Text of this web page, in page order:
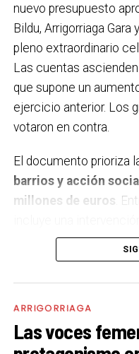
nuevo presupuesto
Bildu, Arrigorriaga Gara
pleno extraordinario
Las cuentas
que supone un
ejercicio anterior. Los
votaron en contra.
El documento prioriza
barrios y acción
millones de euros .
para mejorar la
infraestructuras
vecinales. También se
todo el alumnado.
ARRIGORRIAGA
Las voces